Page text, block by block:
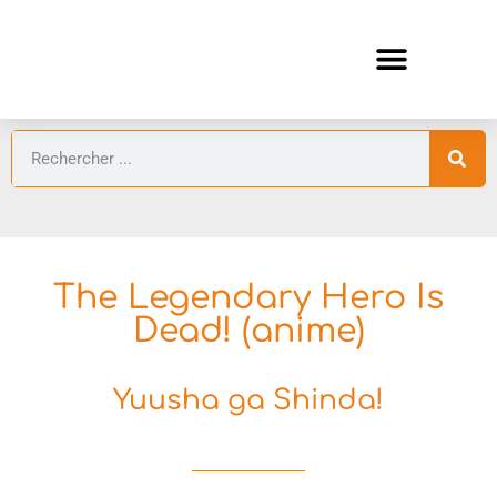
The Legendary Hero Is
Dead! (anime)
Yuusha ga Shinda!